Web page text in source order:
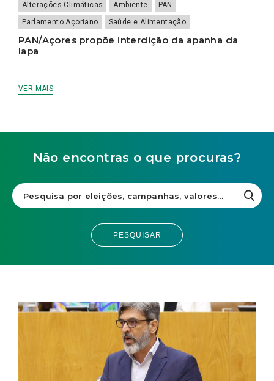
Alterações Climáticas
Ambiente
PAN
Parlamento Açoriano
Saúde e Alimentação
PAN/Açores propõe interdição da apanha da
lapa
VER MAIS
Não encontras o que procuras?
PESQUISAR